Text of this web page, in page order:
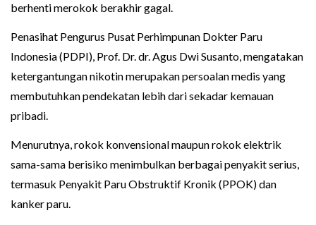
berhenti merokok berakhir gagal.
Penasihat Pengurus Pusat Perhimpunan Dokter Paru
Indonesia (PDPI), Prof. Dr. dr. Agus Dwi Susanto, mengatakan
ketergantungan nikotin merupakan persoalan medis yang
membutuhkan pendekatan lebih dari sekadar kemauan
pribadi.
Menurutnya, rokok konvensional maupun rokok elektrik
sama-sama berisiko menimbulkan berbagai penyakit serius,
termasuk Penyakit Paru Obstruktif Kronik (PPOK) dan
kanker paru.